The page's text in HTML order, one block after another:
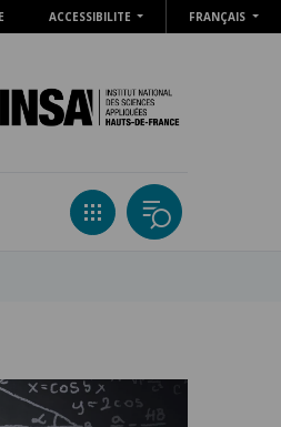
ACCESSIBILITE FRANÇAIS